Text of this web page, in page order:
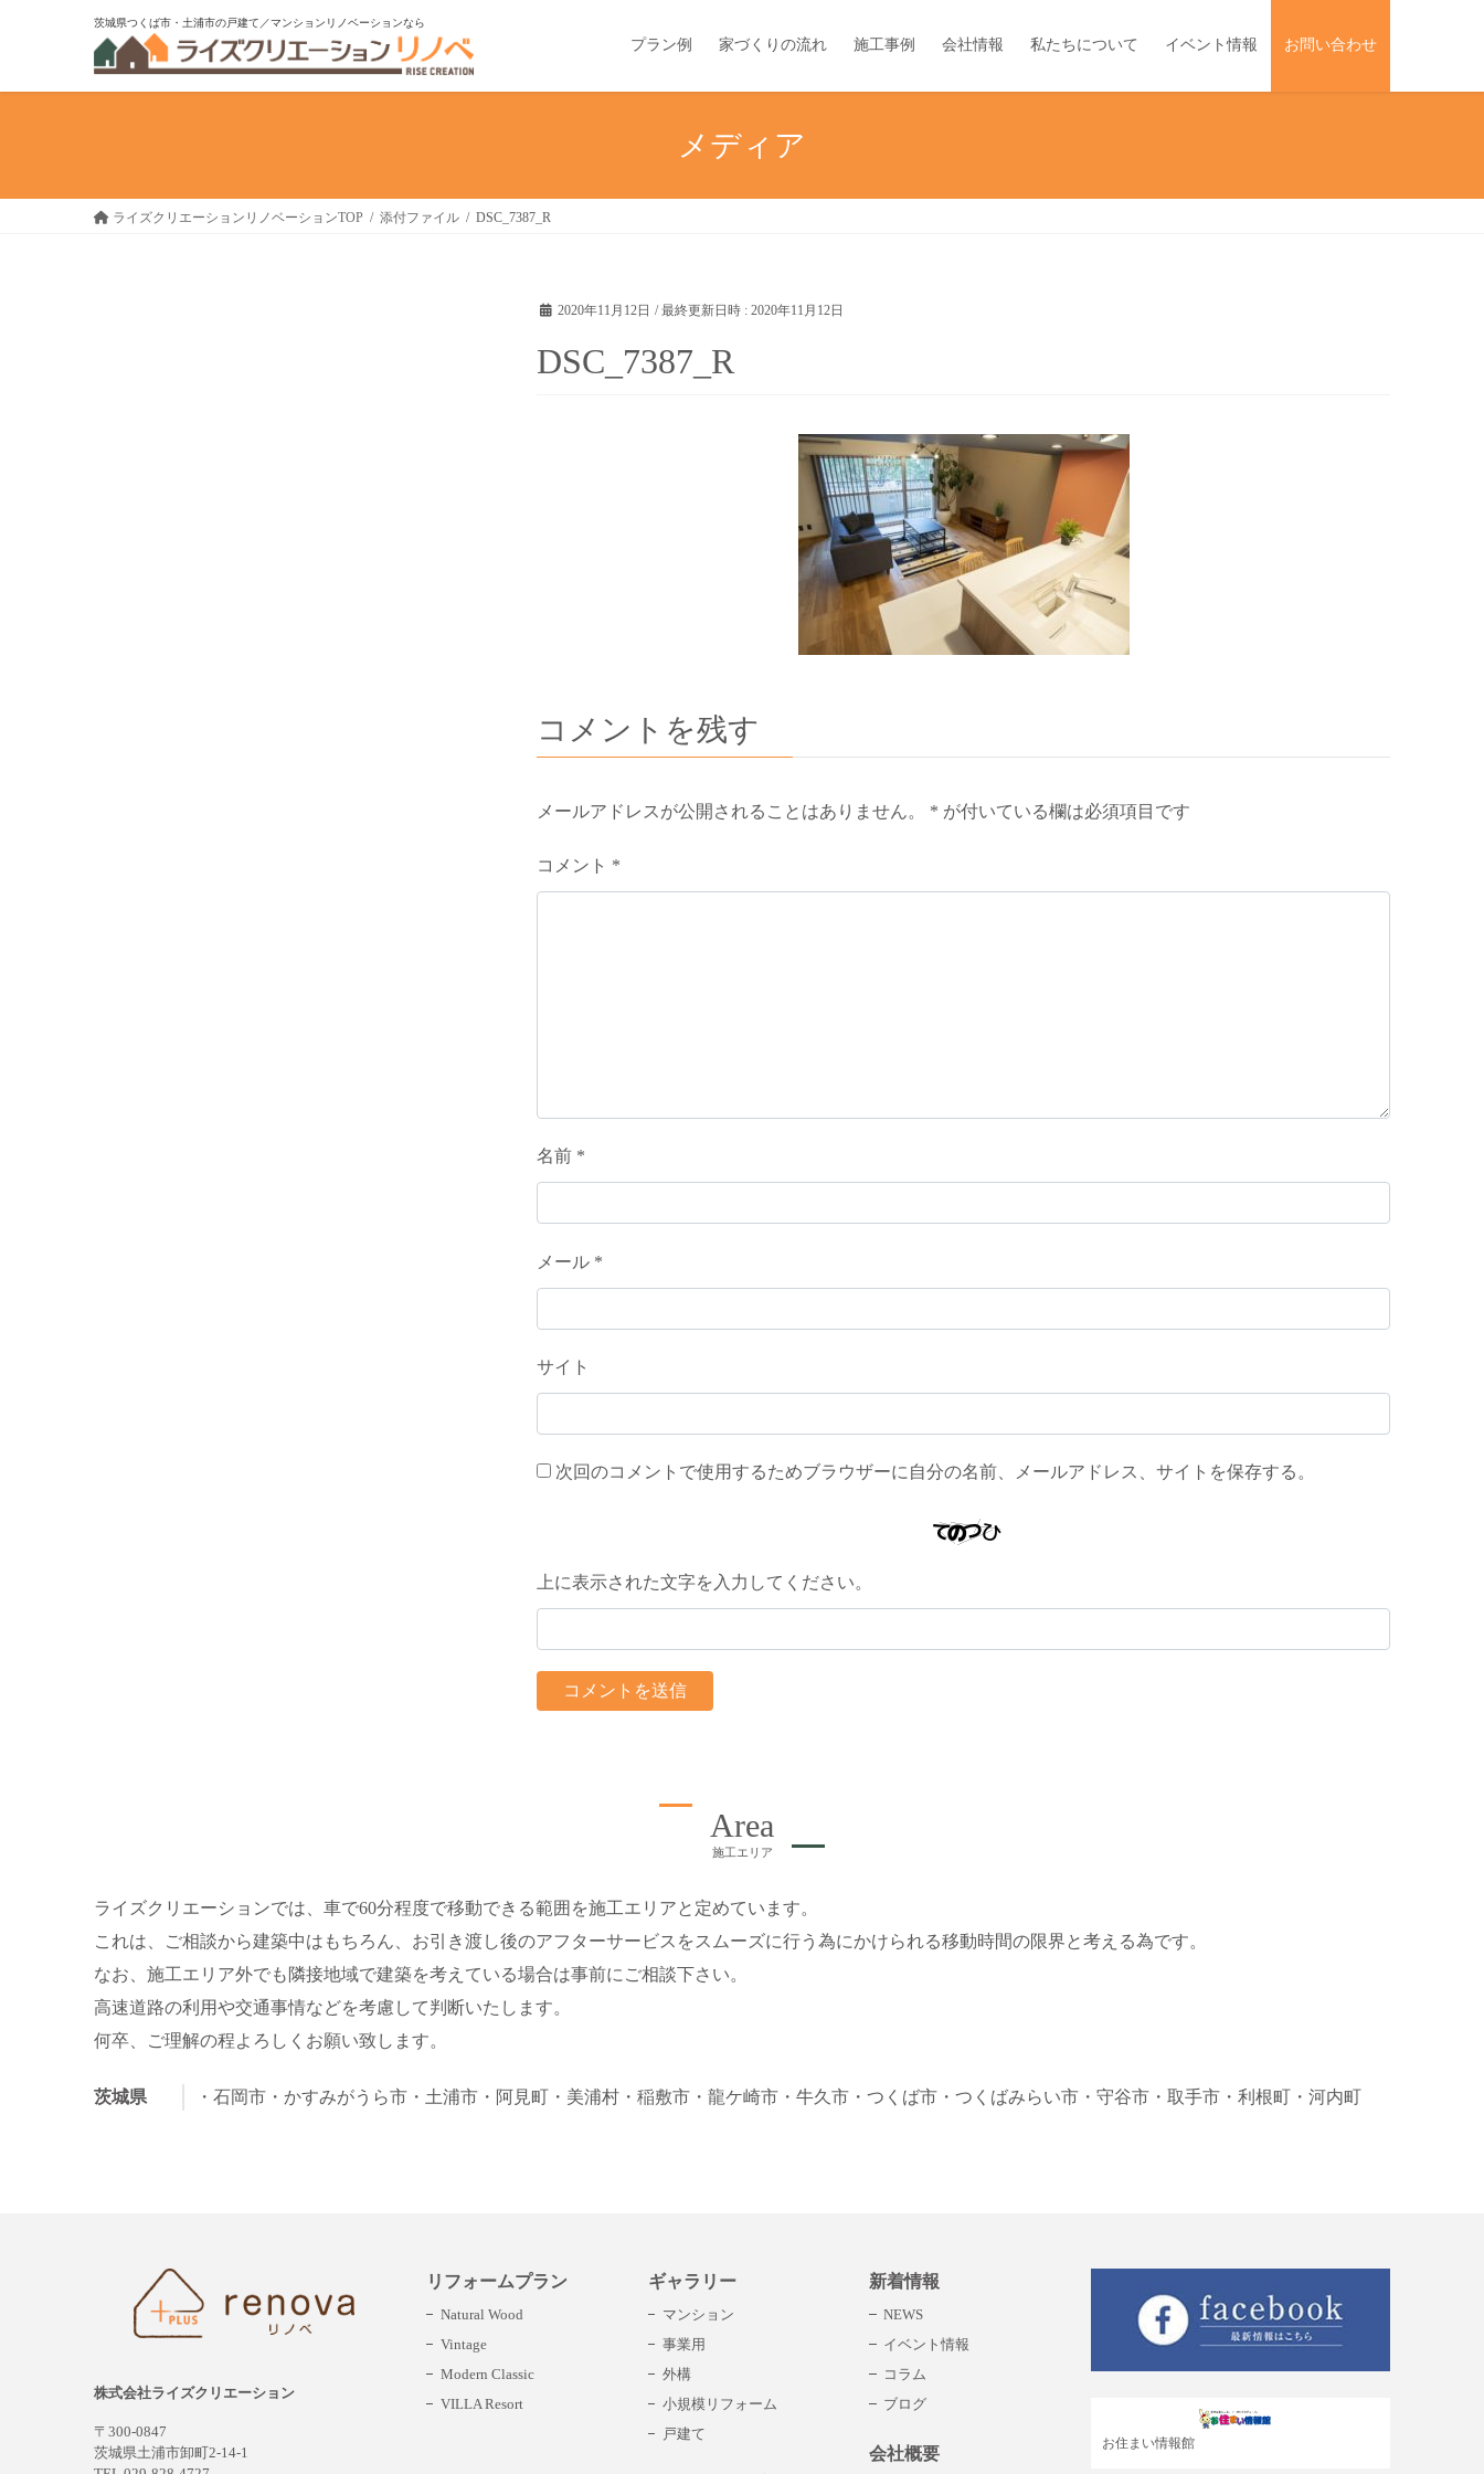
ン
キ
ー
に
茨城県つくば市・土浦市の戸建て／マンションリノベーションなら
プラン例 家づくりの流れ 施工事例 会社情報 私たちについて イベント情報 お問い合わせ
メディア
ライズクリエーションリノベーションTOP 添付ファイル DSC_7387_R
2020年11月12日 / 最終更新日時 :2020年11月12日
DSC_7387_R
コメントを残す
メールアドレスが公開されることはありません。 * が付いている欄は必須項目です
コメント *
名前 *
メール *
サイト
次回のコメントで使用するためブラウザーに自分の名前、メールアドレス、サイトを保存する。
上に表示された文字を入力してください。
Area
施工エリア
ライズクリエーションでは、車で60分程度で移動できる範囲を施工エリアと定めています。
これは、ご相談から建築中はもちろん、お引き渡し後のアフターサービスをスムーズに行う為にかけられる移動時間の限界と考える為です。
なお、施工エリア外でも隣接地域で建築を考えている場合は事前にご相談下さい。
高速道路の利用や交通事情などを考慮して判断いたします。
何卒、ご理解の程よろしくお願い致します。
茨城県 ・石岡市 ・かすみがうら市 ・土浦市 ・阿見町 ・美浦村 ・稲敷市 ・龍ケ崎市 ・牛久市 ・つくば市 ・つくばみらい市 ・守谷市 ・取手市 ・利根町 ・河内町
株式会社ライズクリエーション
〒300-0847
茨城県土浦市卸町2-14-1
リフォームプラン
Natural Wood
Vintage
Modern Classic
VILLA Resort
ギャラリー
マンション
事業用
外構
小規模リフォーム
戸建て
新着情報
NEWS
イベント情報
コラム
ブログ
会社概要
お住まい情報館